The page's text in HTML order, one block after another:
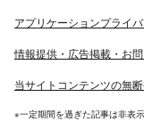
アプリケーションプライ
情報提供・広告掲載・お
当サイトコンテンツの無
※一定期間を過ぎた記事は非表